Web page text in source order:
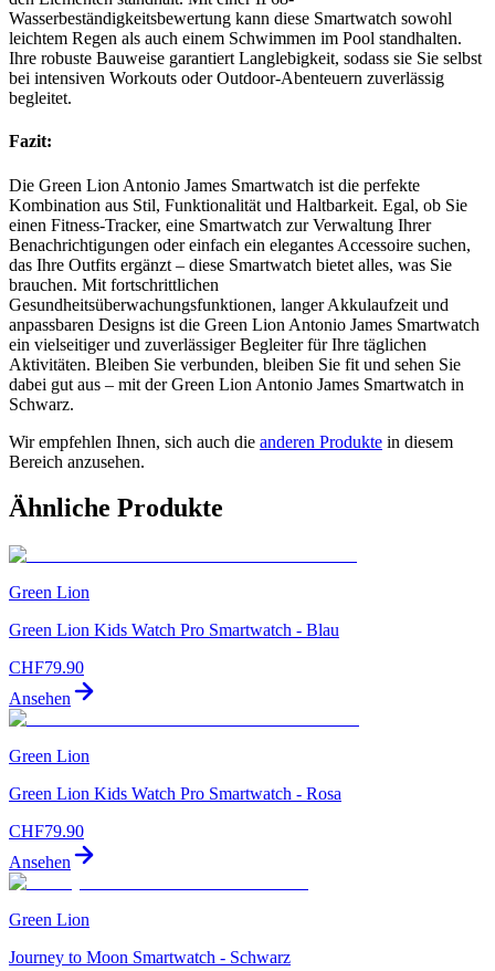
Wasserbeständigkeitsbewertung kann diese Smartwatch sowohl
leichtem Regen als auch einem Schwimmen im Pool standhalten.
Ihre robuste Bauweise garantiert Langlebigkeit, sodass sie Sie selbst
bei intensiven Workouts oder Outdoor-Abenteuern zuverlässig
begleitet.
Fazit:
Die Green Lion Antonio James Smartwatch ist die perfekte
Kombination aus Stil, Funktionalität und Haltbarkeit. Egal, ob Sie
einen Fitness-Tracker, eine Smartwatch zur Verwaltung Ihrer
Benachrichtigungen oder einfach ein elegantes Accessoire suchen,
das Ihre Outfits ergänzt – diese Smartwatch bietet alles, was Sie
brauchen. Mit fortschrittlichen
Gesundheitsüberwachungsfunktionen, langer Akkulaufzeit und
anpassbaren Designs ist die Green Lion Antonio James Smartwatch
ein vielseitiger und zuverlässiger Begleiter für Ihre täglichen
Aktivitäten. Bleiben Sie verbunden, bleiben Sie fit und sehen Sie
dabei gut aus – mit der Green Lion Antonio James Smartwatch in
Schwarz.
Wir empfehlen Ihnen, sich auch die anderen Produkte in diesem
Bereich anzusehen.
Ähnliche Produkte
Green Lion
Green Lion Kids Watch Pro Smartwatch - Blau
CHF79.90
Ansehen
Green Lion
Green Lion Kids Watch Pro Smartwatch - Rosa
CHF79.90
Ansehen
Green Lion
Journey to Moon Smartwatch - Schwarz